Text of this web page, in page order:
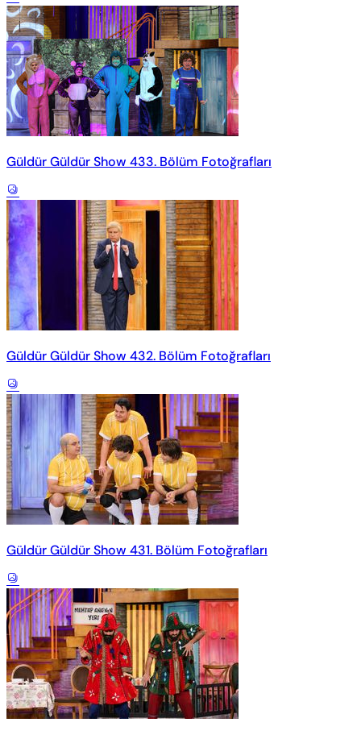
Güldür Güldür Show 433. Bölüm Fotoğrafları
Güldür Güldür Show 432. Bölüm Fotoğrafları
Güldür Güldür Show 431. Bölüm Fotoğrafları